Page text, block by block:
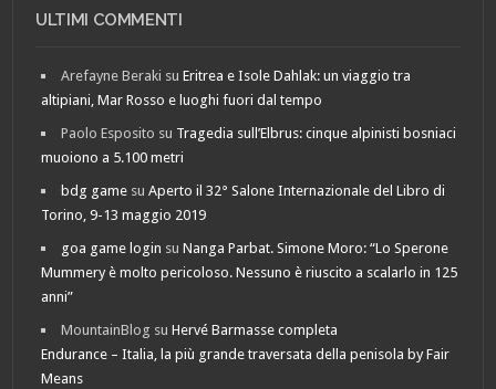
ULTIMI COMMENTI
Arefayne Beraki suEritrea e Isole Dahlak: un viaggio tra
altipiani, Mar Rosso e luoghi fuori dal tempo
Paolo Esposito su Tragedia sull’Elbrus: cinque alpinisti bosniaci
muoiono a 5.100 metri
bdg game suAperto il 32° Salone Internazionale del Libro di
Torino, 9-13 maggio 2019
goa game login suNanga Parbat. Simone Moro: “Lo Sperone
Mummery è molto pericoloso. Nessuno è riuscito a scalarlo in 125
anni”
MountainBlog suHervé Barmasse completa
Endurance – Italia, la più grande traversata della penisola by Fair
Means